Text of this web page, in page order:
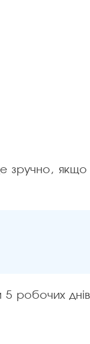
зручно, якщо
5 робочих